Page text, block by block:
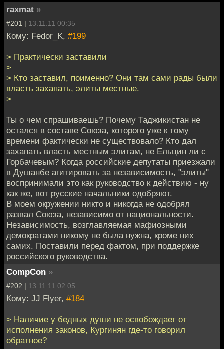
raxmat »
#201 | 13.11.11 00:35
Кому: Fedor_K, #199
> Практически заставили
>
> Кто заставил, поименно? Они там сами рады были
власть захапать, элиты местные.
>
Ты о чем спрашиваешь? Почему Таджикистан не
остался в составе Союза, которого уже к тому
времени фактически не существовало? Кто дал
захапать власть местным элитам, не Ельцин ли с
Горбачевым? Когда российские депутаты приезжали
в Душанбе агитировать за независимость, "элиты"
воспринимали это как руководство к действию - ну
как же, вот русские начальники одобряют.
В моем окружении никто и никогда не одобрял
развал Союза, независимо от национальности.
Независимость, возглавляемая мафиозными
демократами никому не была нужна, кроме них
самих. Поставили перед фактом, при поддержке
российского руководства.
CompCon »
#202 | 13.11.11 02:05
Кому: JJ Flyer, #184
> Наличие у бедных души не освобождает от
исполнения законов, Кургинян где-то говорил
обратное?